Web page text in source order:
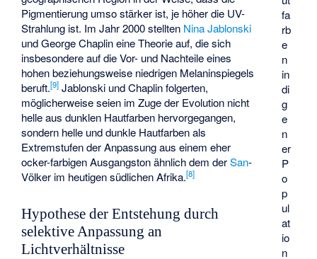
fa
rb
e
n
in
di
g
e
n
er
P
o
p
ul
at
io
n
Pigmentierung umso stärker ist, je höher die UV-
Strahlung ist. Im Jahr 2000 stellten Nina Jablonski
und George Chaplin eine Theorie auf, die sich
insbesondere auf die Vor- und Nachteile eines
hohen beziehungsweise niedrigen Melaninspiegels
beruft.[9] Jablonski und Chaplin folgerten,
möglicherweise seien im Zuge der Evolution nicht
helle aus dunklen Hautfarben hervorgegangen,
sondern helle und dunkle Hautfarben als
Extremstufen der Anpassung aus einem eher
ocker-farbigen Ausgangston ähnlich dem derSan-
Völker im heutigen südlichen Afrika.[8]
Hypothese der Entstehung durch
selektive Anpassung an
Lichtverhältnisse